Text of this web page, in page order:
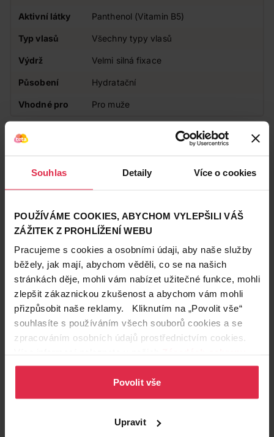
Souhlas Detaily Více o cookies
POUŽÍVÁME COOKIES, ABYCHOM VYLEPŠILI VÁŠ
ZÁŽITEK Z PROHLÍŽENÍ WEBU
Pracujeme s cookies a osobními údaji, aby naše služby
běžely, jak mají, abychom věděli, co se na našich
stránkách děje, mohli vám nabízet užitečné funkce, mohli
zlepšit zákaznickou zkušenost a abychom vám mohli
přizpůsobit naše reklamy. Kliknutím na „Povolit vše“
souhlasíte s používáním všech souborů cookies a se
zpracováním osobních údajů prostřednictvím cookies.
osobních údajů.
Povolit vše
Upravit
Aktivní látky Panthenol (Vitamin B5)
Typ vlasů Všechny typy vlasů
Výdrž Velmi silná fixace
Působení Hydratační
Vhodné pro Pro muže
Zákazníci také často nakupují